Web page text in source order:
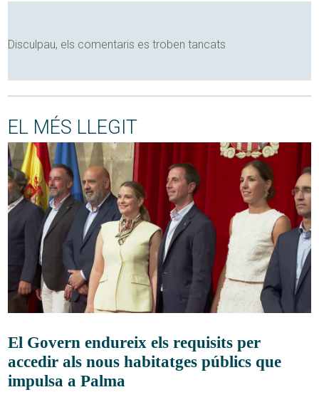
Disculpau, els comentaris es troben tancats
EL MÉS LLEGIT
El Govern endureix els requisits per
accedir als nous habitatges públics que
impulsa a Palma